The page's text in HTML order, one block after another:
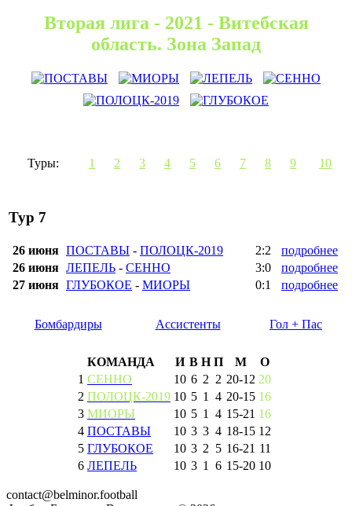
Вторая лига - 2021 - Витебская
область. Зона Запад
Туры: 1 2 3 4 5 6 7 8 9 10
Тур 7
26 июня ПОСТАВЫ - ПОЛОЦК-2019 2:2
подробнее
26 июня ЛЕПЕЛЬ - СЕННО 3:0
подробнее
27 июня ГЛУБОКОЕ - МИОРЫ 0:1 подробнее
Бомбардиры Ассистенты Гол + Пас
КОМАНДА И В Н П М
О
1 СЕННО 10 6 2 2 20-12 20
2 ПОЛОЦК-2019 10 5 1 4 20-15 16
3 МИОРЫ 10 5 1 4 15-21 16
4 ПОСТАВЫ 10 3 3 4 18-15 12
5 ГЛУБОКОЕ 10 3 2 5 16-21 11
6 ЛЕПЕЛЬ 10 3 1 6 15-20 10
contact@belminor.football